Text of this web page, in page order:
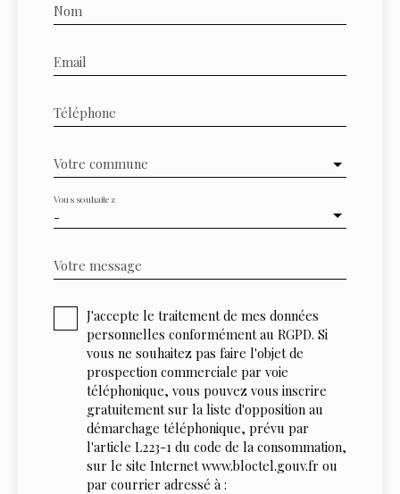
Nom
Email
Téléphone
Votre commune
-
Vous souhaitez
Votre message
J'accepte le traitement de mes données
personnelles conformément au RGPD. Si
vous ne souhaitez pas faire l'objet de
prospection commerciale par voie
téléphonique, vous pouvez vous inscrire
gratuitement sur la liste d'opposition au
démarchage téléphonique, prévu par
l'article L223-1 du code de la consommation,
sur le site Internet www.bloctel.gouv.fr ou
par courrier adressé à :